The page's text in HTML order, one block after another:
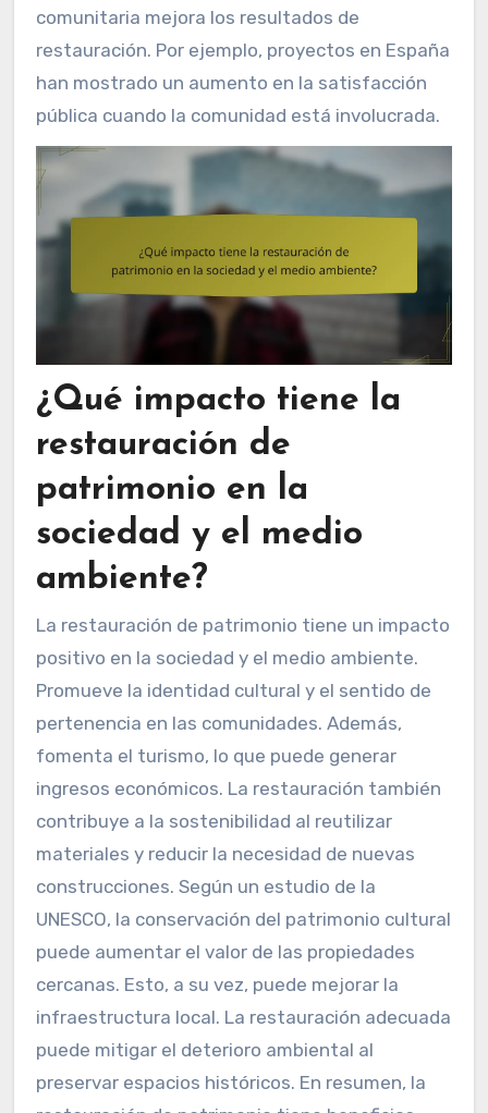
comunitaria mejora los resultados de
restauración. Por ejemplo, proyectos en España
han mostrado un aumento en la satisfacción
pública cuando la comunidad está involucrada.
¿Qué impacto tiene la
restauración de
patrimonio en la
sociedad y el medio
ambiente?
La restauración de patrimonio tiene un impacto
positivo en la sociedad y el medio ambiente.
Promueve la identidad cultural y el sentido de
pertenencia en las comunidades. Además,
fomenta el turismo, lo que puede generar
ingresos económicos. La restauración también
contribuye a la sostenibilidad al reutilizar
materiales y reducir la necesidad de nuevas
construcciones. Según un estudio de la
UNESCO, la conservación del patrimonio cultural
puede aumentar el valor de las propiedades
cercanas. Esto, a su vez, puede mejorar la
infraestructura local. La restauración adecuada
puede mitigar el deterioro ambiental al
preservar espacios históricos. En resumen, la